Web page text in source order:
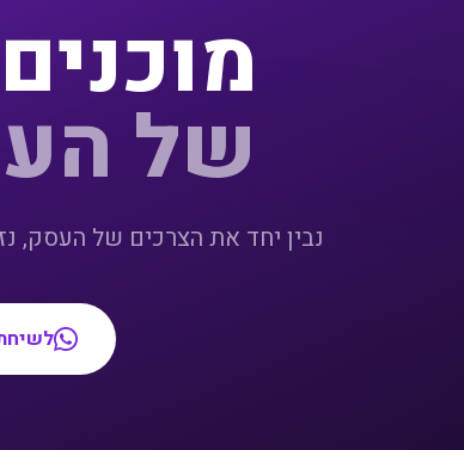
של
נבין יחד את הצרכים של העסק,